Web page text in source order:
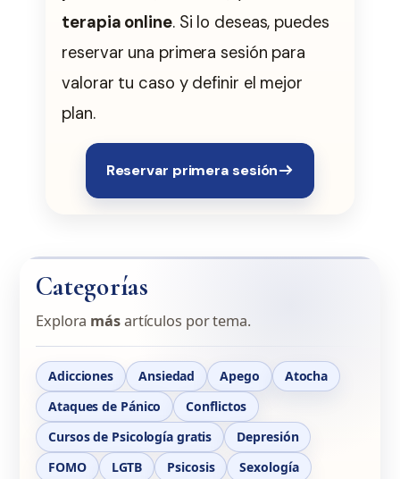
terapia online. Si lo deseas, puedes
reservar una primera sesión para
valorar tu caso y definir el mejor
plan.
Reservar primera sesión
Categorías
Explora másartículos por tema.
Adicciones Ansiedad Apego
Atocha
Ataques de Pánico
Conflictos
Cursos de Psicología gratis
Depresión
FOMO
LGTB Psicosis
Sexología